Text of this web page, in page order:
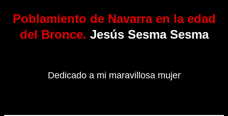
Poblamiento de Navarra en la edad
del Bronce. Jesús Sesma Sesma
Dedicado a mi maravillosa mujer